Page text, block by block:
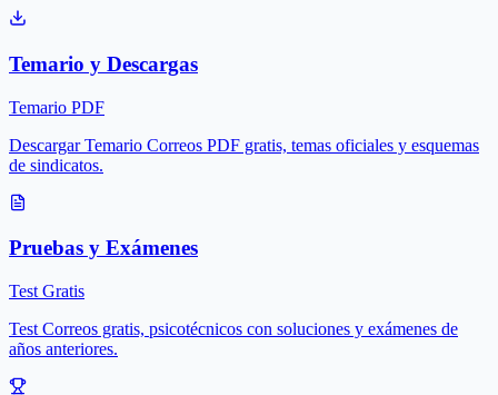
Temario y Descargas
Temario PDF
Descargar Temario Correos PDF gratis, temas oficiales y esquemas
de sindicatos.
Pruebas y Exámenes
Test Gratis
Test Correos gratis, psicotécnicos con soluciones y exámenes de
años anteriores.